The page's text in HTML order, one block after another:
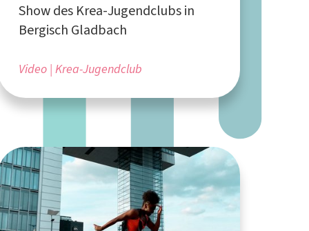
Show des Krea-Jugendclubs in
Bergisch Gladbach
Video Krea-Jugendclub